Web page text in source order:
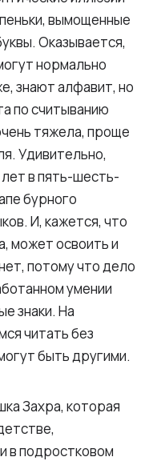
вымощенные
Оказывается,
нормально
знают алфавит, но
по считыванию
тяжела, проще
Удивительно,
в пять-шесть-
бурного
И, кажется, что
может освоить и
потому что дело
умении
знаки. На
читать без
быть другими.
Захра, которая
в подростковом